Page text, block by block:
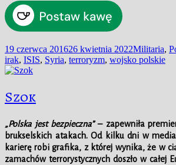
Data
publikacji
19 czerwca 201626 kwietnia 2022Kategorie
Militaria,
irak, ISIS, Syria, terroryzm, wojsko polskie
Szok
„Polska jest bezpieczna”– zapewniła
brukselskich atakach. Od kilku dni w
karierę robi grafika, z której wynika, że w
zamachów terrorystycznych doszło w całej